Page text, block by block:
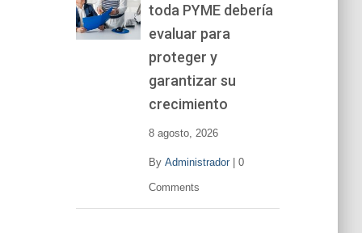
toda PYME debería
evaluar para
proteger y
garantizar su
crecimiento
8 agosto, 2026
By Administrador| 0
Comments